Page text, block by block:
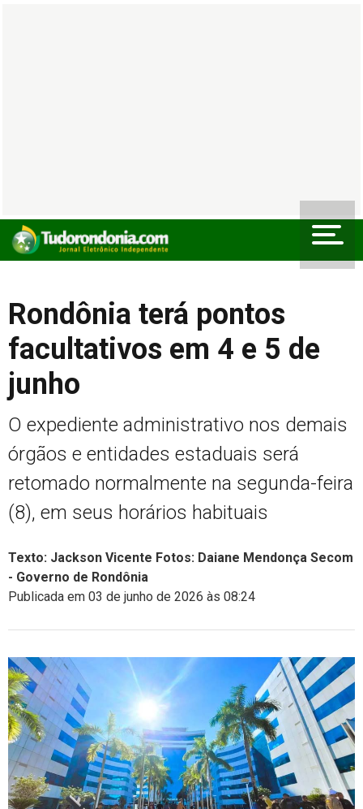
Rondônia terá pontos
facultativos em 4 e 5 de
junho
O expediente administrativo nos demais
órgãos e entidades estaduais será
retomado normalmente na segunda-feira
(8), em seus horários habituais
Texto: Jackson Vicente Fotos: Daiane Mendonça Secom
- Governo de Rondônia
Publicada em 03 de junho de 2026 às 08:24